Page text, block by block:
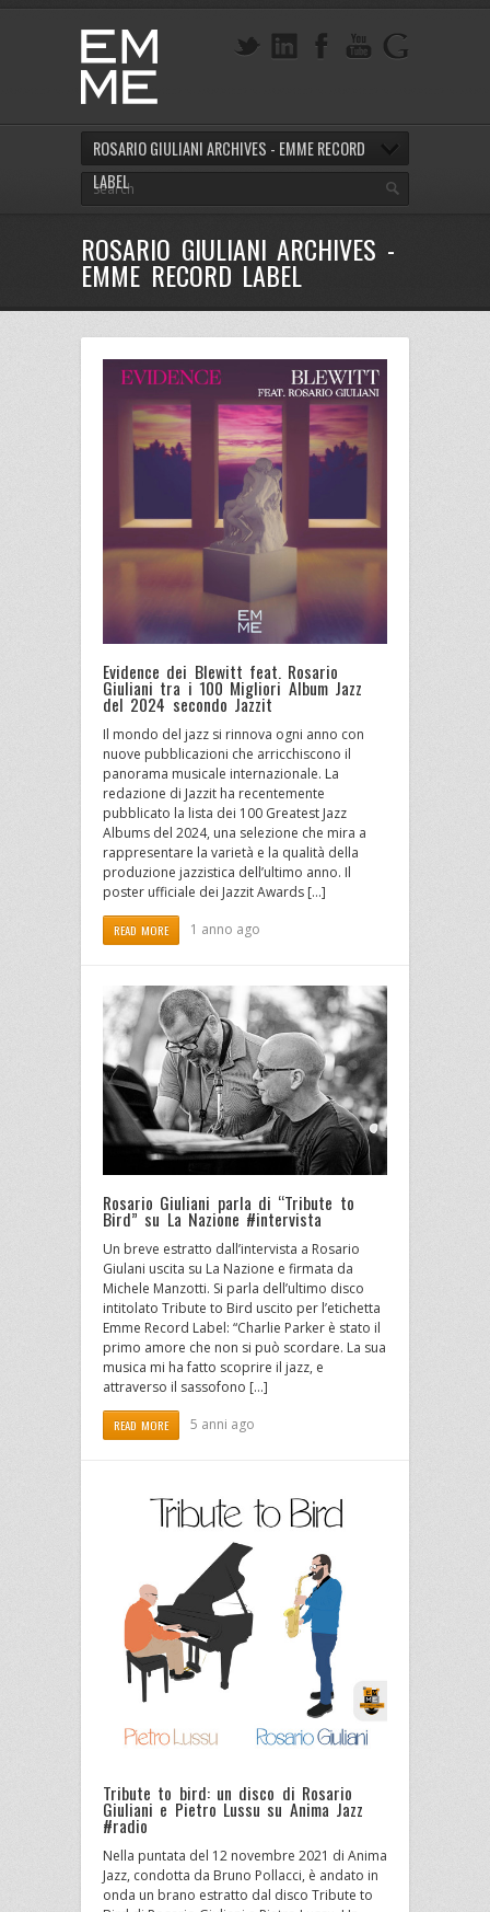
ROSARIO GIULIANI ARCHIVES - EMME RECORD
LABEL
ROSARIO GIULIANI ARCHIVES -
EMME RECORD LABEL
Evidence dei Blewitt feat. Rosario
Giuliani tra i 100 Migliori Album Jazz
del 2024 secondo Jazzit
Il mondo del jazz si rinnova ogni anno con
nuove pubblicazioni che arricchiscono il
panorama musicale internazionale. La
redazione di Jazzit ha recentemente
pubblicato la lista dei 100 Greatest Jazz
Albums del 2024, una selezione che mira a
rappresentare la varietà e la qualità della
produzione jazzistica dell’ultimo anno. Il
poster ufficiale dei Jazzit Awards […]
READ MORE 1 anno ago
Rosario Giuliani parla di “Tribute to
Bird” su La Nazione #intervista
Un breve estratto dall’intervista a Rosario
Giulani uscita su La Nazione e firmata da
Michele Manzotti. Si parla dell’ultimo disco
intitolato Tribute to Bird uscito per l’etichetta
Emme Record Label: “Charlie Parker è stato il
primo amore che non si può scordare. La sua
musica mi ha fatto scoprire il jazz, e
attraverso il sassofono […]
READ MORE 5 anni ago
Tribute to bird: un disco di Rosario
Giuliani e Pietro Lussu su Anima Jazz
#radio
Nella puntata del 12 novembre 2021 di Anima
Jazz, condotta da Bruno Pollacci, è andato in
onda un brano estratto dal disco Tribute to